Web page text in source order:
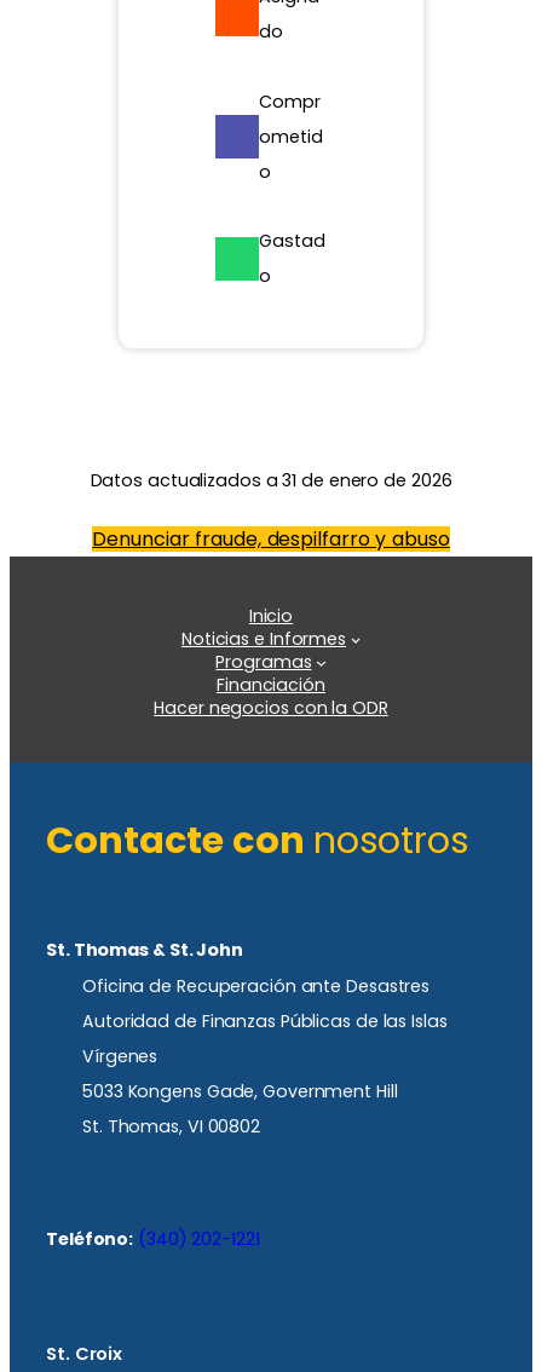
do
Compr
ometid
o
Gastad
o
Datos actualizados a 31 de enero de 2026
Denunciar fraude, despilfarro y abuso
Inicio
Noticias e Informes
Programas
Financiación
Hacer negocios con la ODR
Contacte con nosotros
St. Thomas & St. John
Oficina de Recuperación ante Desastres
Autoridad de Finanzas Públicas de las Islas
Vírgenes
5033 Kongens Gade, Government Hill
St. Thomas, VI 00802
Teléfono: (340) 202-1221
St. Croix